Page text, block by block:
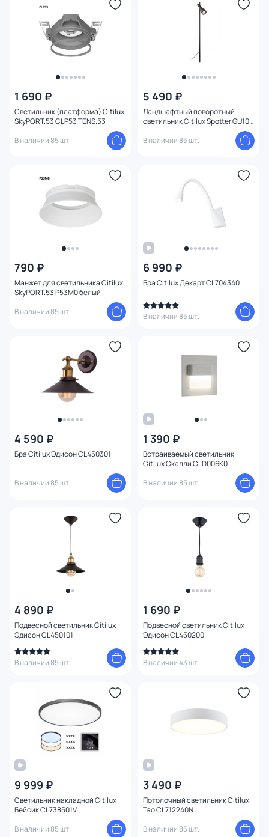
1 690 ₽
Светильник (платформа) Citilux
SkyPORT.53 CLP53 TENS.53
В наличии 85 шт.
5 490 ₽
Ландшафтный поворотный
светильник Citilux Spotter GU10
В наличии 85 шт.
790 ₽
Манжет для светильника Citilux
SkyPORT.53 P53M0 белый
В наличии 85 шт.
6 990 ₽
Бра Citilux Декарт CL704340
В наличии 85 шт.
4 590 ₽
Бра Citilux Эдисон CL450301
В наличии 85 шт.
1 390 ₽
Встраиваемый светильник
Citilux Скалли CLD006K0
В наличии 85 шт.
4 890 ₽
Подвесной светильник Citilux
Эдисон CL450101
В наличии 85 шт.
1 690 ₽
Подвесной светильник Citilux
Эдисон CL450200
В наличии 43 шт.
9 999 ₽
Светильник накладной Citilux
Бейсик CL738501V
В наличии 85 шт.
3 490 ₽
Потолочный светильник Citilux
Тао CL712240N
В наличии 85 шт.
Конструкция
Мощность ламп